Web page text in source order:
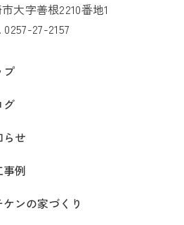
大字善根2210番地1
0257-27-2157
プ
グ
らせ
事例
ケンの家づくり